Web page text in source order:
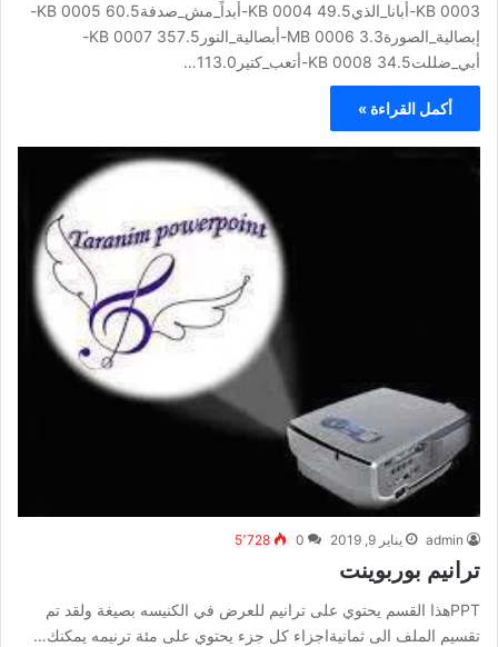
KB 0003-أبانا_الذي49.5 KB 0004-أبداً_مش_صدفة60.5 KB 0005-
إبصالية_الصورة3.3 MB 0006-أبصالية_النور357.5 KB 0007-
أبي_ضللت34.5 KB 0008-أتعب_كتير113.0…
أكمل القراءة »
admin يناير 9, 2019 0 5٬728
ترانيم بوربوينت
PPTهذا القسم يحتوي على ترانيم للعرض في الكنيسه بصيغة ولقد تم
تقسيم الملف الى ثمانيةاجزاء كل جزء يحتوي على مئة ترنيمه يمكنك…